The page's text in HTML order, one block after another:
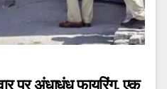
पर अंधाधुंध फायरिंग, एक